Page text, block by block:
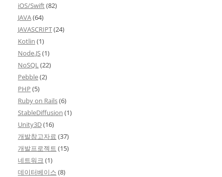
iOS/Swift(82)
JAVA(64)
JAVASCRIPT(24)
Kotlin (1)
Node.JS(1)
NoSQL(22)
Pebble(2)
PHP (5)
Ruby on Rails(6)
StableDiffusion (1)
Unity3D(16)
개발참고자료 (37)
개발프로젝트 (15)
네트워크 (1)
데이터베이스 (8)